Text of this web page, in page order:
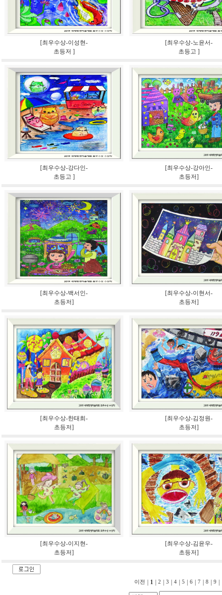
[최우수상-이성현-
초등저 ]
[최우수상-노윤서-
초등고 ]
[최우수상-강다인-
초등고 ]
[최우수상-강아인-
초등저]
[최우수상-백서인-
초등저]
[최우수상-이현서-
초등저]
[최우수상-한태희-
초등저]
[최우수상-김정원-
초등저]
[최우수상-이지현-
초등저]
[최우수상-김윤우-
초등저]
이전 1 2 3 4 5 6 7 8 9